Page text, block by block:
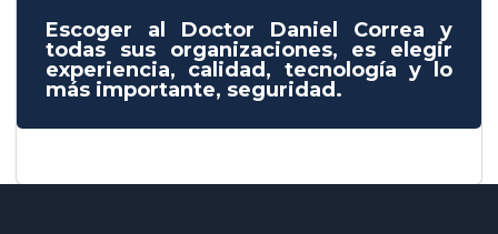
Escoger al Doctor Daniel Correa y
todas sus organizaciones, es elegir
experiencia, calidad, tecnología y lo
más importante, seguridad.